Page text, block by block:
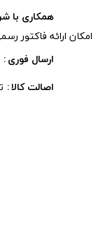
همکاری با
امکان ارائه فاکتور
ارسال فوری
اصالت کالا